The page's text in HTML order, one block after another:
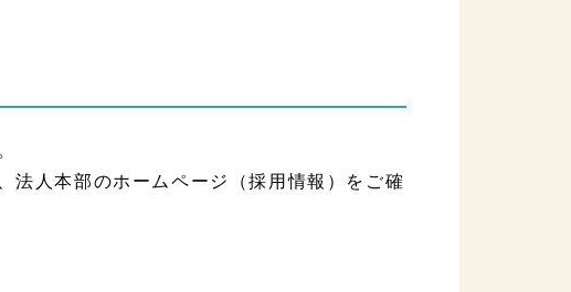
法人本部のホームページ（採用情報）をご確